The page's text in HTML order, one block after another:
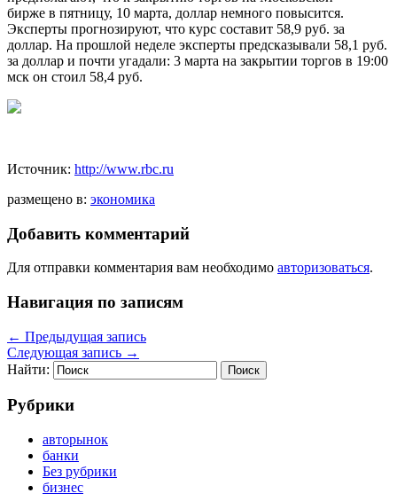
бирже в пятницу, 10 марта, доллар немного повысится.
Эксперты прогнозируют, что курс составит 58,9 руб. за
доллар. На прошлой неделе эксперты предсказывали 58,1 руб.
за доллар и почти угадали: 3 марта на закрытии торгов в 19:00
мск он стоил 58,4 руб.
Источник: http://www.rbc.ru
размещено в: экономика
Добавить комментарий
Для отправки комментария вам необходимо авторизоваться.
Навигация по записям
← Предыдущая запись
Следующая запись →
Найти:
Рубрики
авторынок
банки
Без рубрики
бизнес